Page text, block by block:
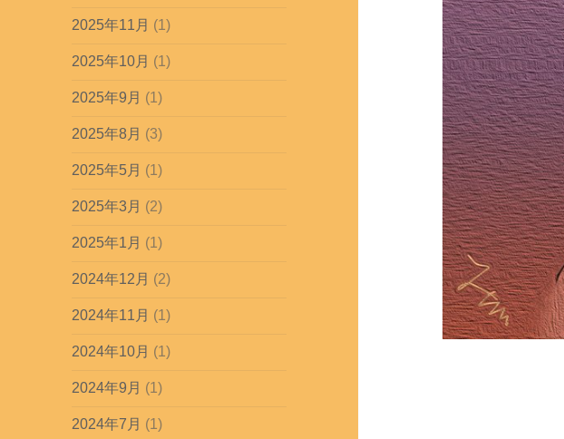
2025年11月 (1)
2025年10月 (1)
2025年9月 (1)
2025年8月 (3)
2025年5月 (1)
2025年3月 (2)
2025年1月 (1)
2024年12月 (2)
2024年11月 (1)
2024年10月 (1)
2024年9月 (1)
2024年7月 (1)